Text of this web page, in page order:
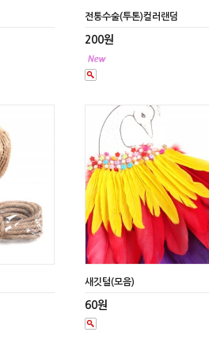
전통수술(투톤)컬러랜덤
200원
새깃털(모음)
60원